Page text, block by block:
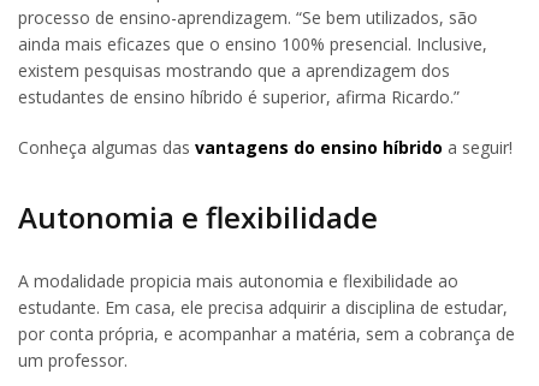
processo de ensino-aprendizagem. “Se bem utilizados, são
ainda mais eficazes que o ensino 100% presencial. Inclusive,
existem pesquisas mostrando que a aprendizagem dos
estudantes de ensino híbrido é superior, afirma Ricardo.”
Conheça algumas das vantagens do ensino híbrido a seguir!
Autonomia e flexibilidade
A modalidade propicia mais autonomia e flexibilidade ao
estudante. Em casa, ele precisa adquirir a disciplina de estudar,
por conta própria, e acompanhar a matéria, sem a cobrança de
um professor.